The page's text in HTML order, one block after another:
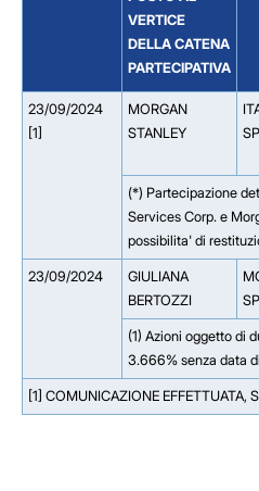
VERTICE
DELLA CATENA
PARTECIPATIVA
23/09/2024
[1]
MORGAN
STANLEY
(*) Partecipazione
Services Corp. e
possibilita' di
23/09/2024
GIULIANA
BERTOZZI
(1) Azioni oggetto di
3.666% senza data
[1] COMUNICAZIONE EFFETTUATA,